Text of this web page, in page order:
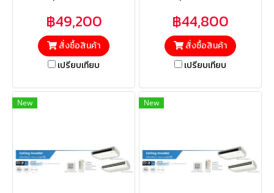
฿49,200
สั่งซื้อสินค้า
เปรียบเทียบ
฿44,800
สั่งซื้อสินค้า
เปรียบเทียบ
New New